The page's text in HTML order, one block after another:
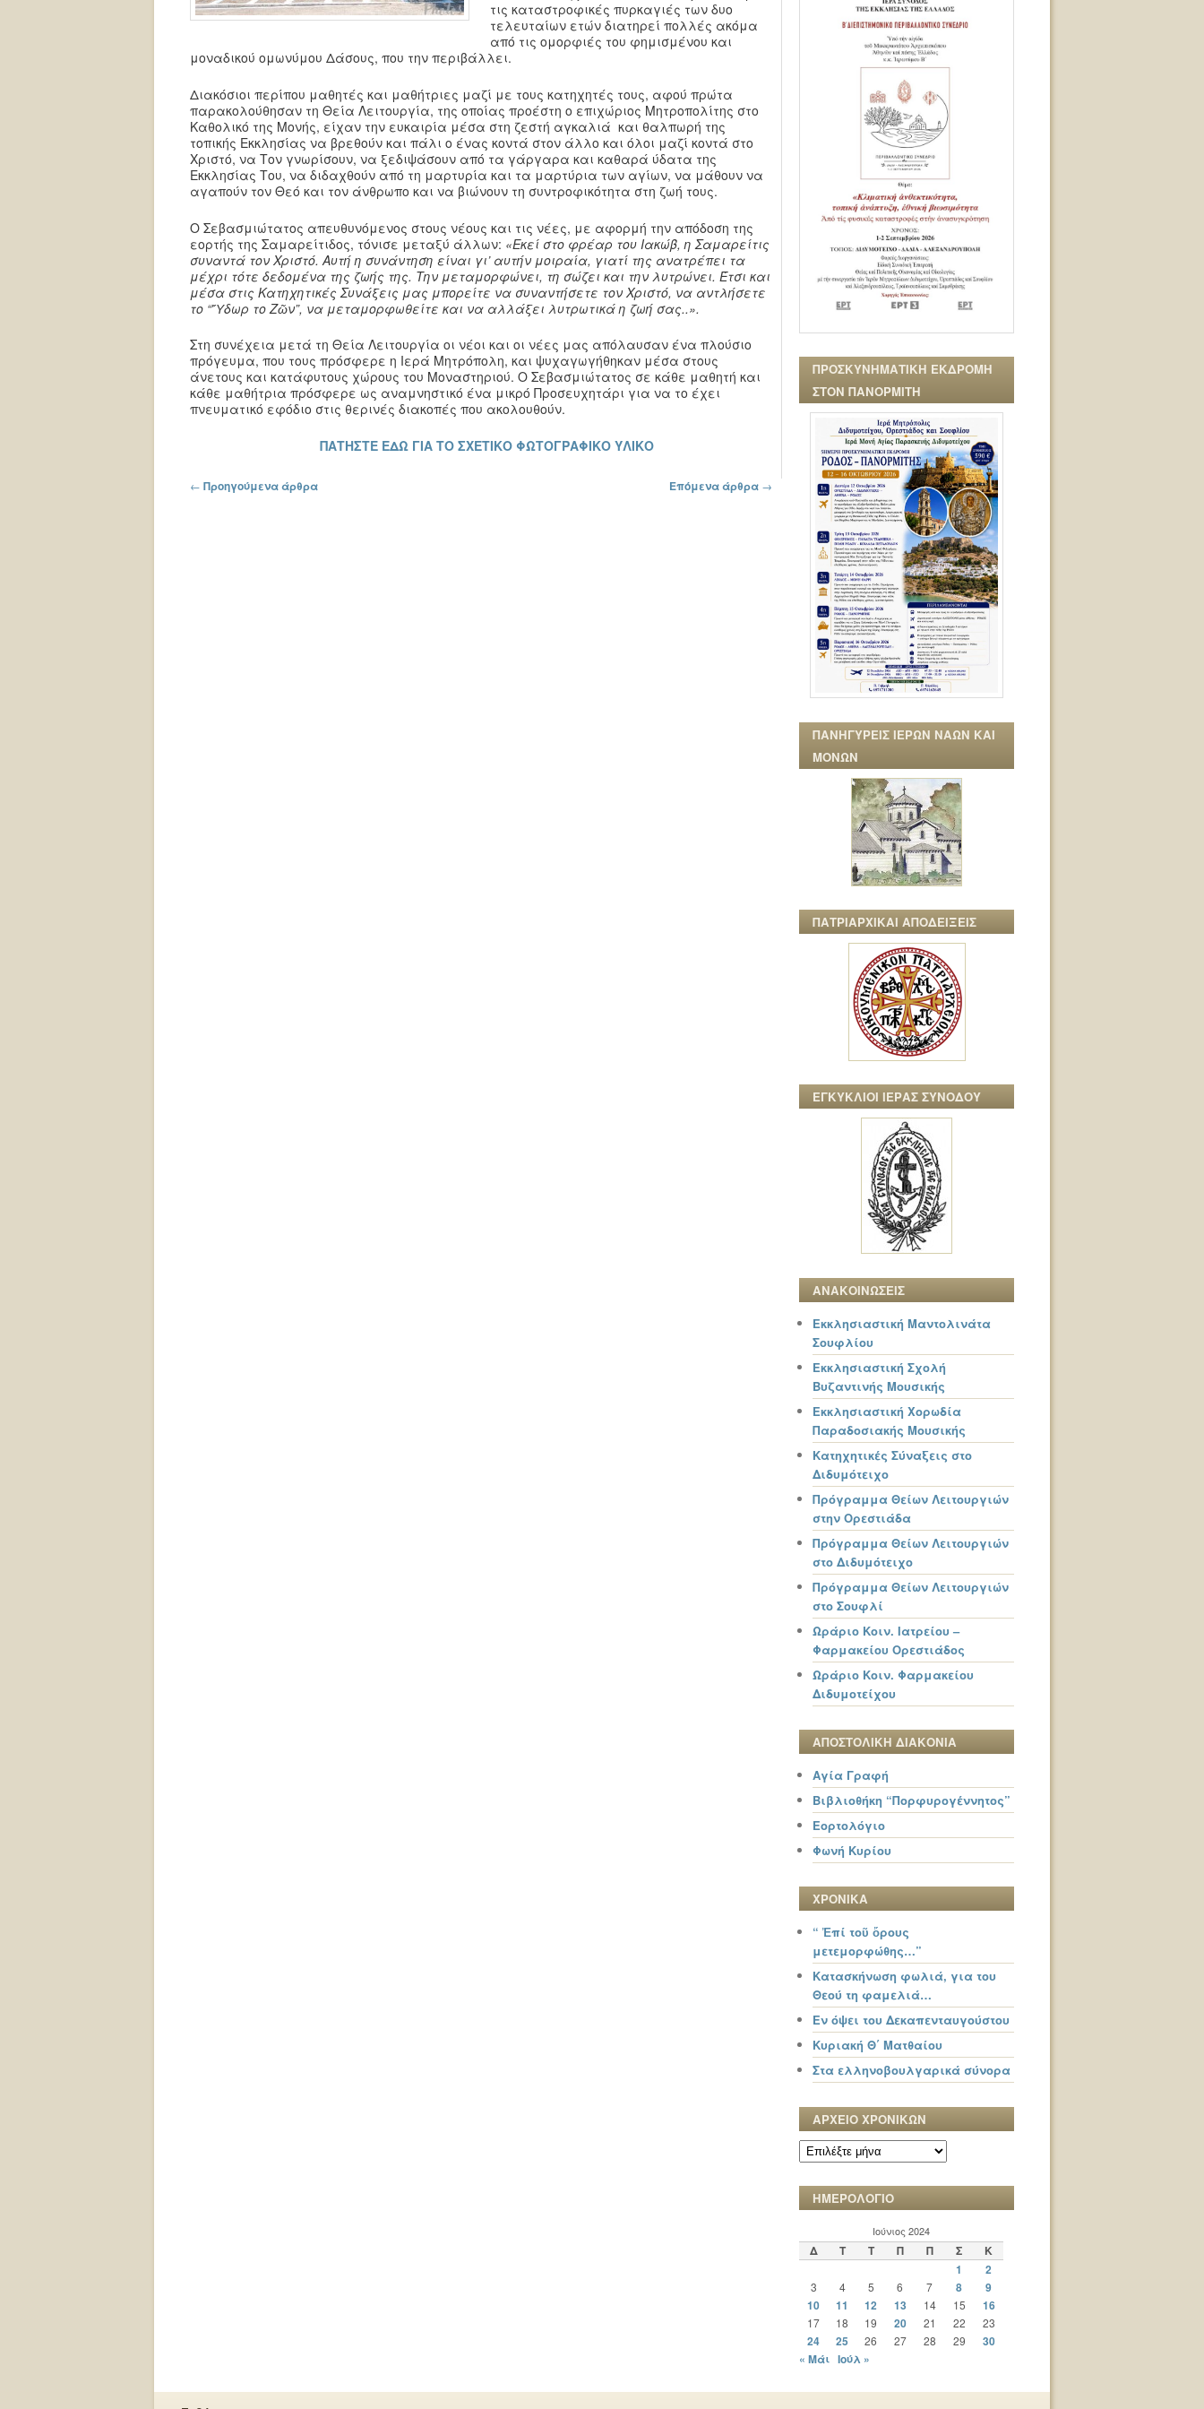
τις καταστροφικές πυρκαγιές των δυο
τελευταίων ετών διατηρεί πολλές ακόμα
από τις ομορφιές του φημισμένου και
μοναδικού ομωνύμου Δάσους, που την περιβάλλει.
Διακόσιοι περίπου μαθητές και μαθήτριες μαζί με τους κατηχητές τους, αφού πρώτα
παρακολούθησαν τη Θεία Λειτουργία, της οποίας προέστη ο επιχώριος Μητροπολίτης στο
Καθολικό της Μονής, είχαν την ευκαιρία μέσα στη ζεστή αγκαλιά και θαλπωρή της
τοπικής Εκκλησίας να βρεθούν και πάλι ο ένας κοντά στον άλλο και όλοι μαζί κοντά στο
Χριστό, να Τον γνωρίσουν, να ξεδιψάσουν από τα γάργαρα και καθαρά ύδατα της
Εκκλησίας Του, να διδαχθούν από τη μαρτυρία και τα μαρτύρια των αγίων, να μάθουν να
αγαπούν τον Θεό και τον άνθρωπο και να βιώνουν τη συντροφικότητα στη ζωή τους.
Ο Σεβασμιώτατος απευθυνόμενος στους νέους και τις νέες, με αφορμή την απόδοση της
εορτής της Σαμαρείτιδος, τόνισε μεταξύ άλλων: «Εκεί στο φρέαρ του Ιακώβ, η Σαμαρείτις
συναντά τον Χριστό. Αυτή η συνάντηση είναι γι’ αυτήν μοιραία, γιατί της ανατρέπει τα
μέχρι τότε δεδομένα της ζωής της. Την μεταμορφώνει, τη σώζει και την λυτρώνει. Έτσι και
μέσα στις Κατηχητικές Συνάξεις μας μπορείτε να συναντήσετε τον Χριστό, να αντλήσετε
το “Ὕδωρ το Ζῶν”, να μεταμορφωθείτε και να αλλάξει λυτρωτικά η ζωή σας..».
Στη συνέχεια μετά τη Θεία Λειτουργία οι νέοι και οι νέες μας απόλαυσαν ένα πλούσιο
πρόγευμα, που τους πρόσφερε η Ιερά Μητρόπολη, και ψυχαγωγήθηκαν μέσα στους
άνετους και κατάφυτους χώρους του Μοναστηριού. Ο Σεβασμιώτατος σε κάθε μαθητή και
κάθε μαθήτρια πρόσφερε ως αναμνηστικό ένα μικρό Προσευχητάρι για να το έχει
πνευματικό εφόδιο στις θερινές διακοπές που ακολουθούν.
ΠΑΤΗΣΤΕ ΕΔΩ ΓΙΑ ΤΟ ΣΧΕΤΙΚΟ ΦΩΤΟΓΡΑΦΙΚΟ ΥΛΙΚΟ
Πλοήγηση στα άρθρα
← Προηγούμενα άρθρα Επόμενα άρθρα →
ΠΡΟΣΚΥΝΗΜΑΤΙΚΗ ΕΚΔΡΟΜΗ
ΣΤΟΝ ΠΑΝΟΡΜΙΤΗ
ΠΑΝΗΓΥΡΕΙΣ ΙΕΡΩΝ ΝΑΩΝ ΚΑΙ
ΜΟΝΩΝ
ΠΑΤΡΙΑΡΧΙΚΑΙ ΑΠΟΔΕΙΞΕΙΣ
ΕΓΚΥΚΛΙΟΙ ΙΕΡΑΣ ΣΥΝΟΔΟΥ
ΑΝΑΚΟΙΝΩΣΕΙΣ
Εκκλησιαστική Μαντολινάτα
Σουφλίου
Εκκλησιαστική Σχολή
Βυζαντινής Μουσικής
Εκκλησιαστική Χορωδία
Παραδοσιακής Μουσικής
Κατηχητικές Σύναξεις στο
Διδυμότειχο
Πρόγραμμα Θείων Λειτουργιών
στην Ορεστιάδα
Πρόγραμμα Θείων Λειτουργιών
στο Διδυμότειχο
Πρόγραμμα Θείων Λειτουργιών
στο Σουφλί
Ωράριο Κοιν. Ιατρείου –
Φαρμακείου Ορεστιάδος
Ωράριο Κοιν. Φαρμακείου
Διδυμοτείχου
ΑΠΟΣΤΟΛΙΚΗ ΔΙΑΚΟΝΙΑ
Αγία Γραφή
Βιβλιοθήκη “Πορφυρογέννητος”
Εορτολόγιο
Φωνή Κυρίου
ΧΡΟΝΙΚΑ
“ Ἐπί τοῦ ὄρους
μετεμορφώθης…”
Κατασκήνωση φωλιά, για του
Θεού τη φαμελιά…
Εν όψει του Δεκαπενταυγούστου
Κυριακή Θ΄ Ματθαίου
Στα ελληνοβουλγαρικά σύνορα
ΑΡΧΕΙΟ ΧΡΟΝΙΚΩΝ
ΑΡΧΕΙΟ
ΧΡΟΝΙΚΩΝ
ΗΜΕΡΟΛΟΓΙΟ
Ιούνιος 2024
Δ Τ Τ Π Π Σ
Κ
1
2
3 4 5 6 7 8
9
10
11 12 13 14 15 16
17 18 19 20 21 22 23
24 25 26 27 28 29
30
« Μάι Ιούλ »